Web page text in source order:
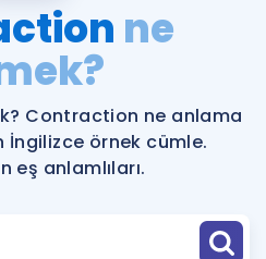
İngilizce Gramer
ne
Contraction ne anlama
örnek cümle.
eş anlamlıları.